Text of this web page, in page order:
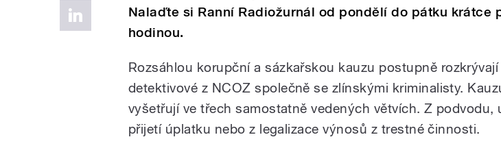
Nalaďte si Ranní Radiožurnál od pondělí do pátku krátce
hodinou.
Rozsáhlou korupční a sázkařskou kauzu postupně rozkrývají
detektivové z NCOZ společně se zlínskými kriminalisty.
vyšetřují ve třech samostatně vedených větvích. Z podvodu,
přijetí úplatku nebo z legalizace výnosů z trestné činnosti.